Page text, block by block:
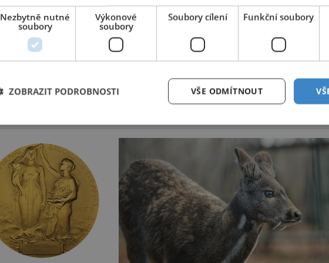
Nezbytně nutné
soubory
Výkonové
soubory
Soubory cílení Funkční soubory
VŠE ODMÍTNOUT
ZOBRAZIT PODROBNOSTI